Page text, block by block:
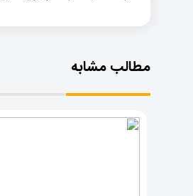
مطالب مشابه